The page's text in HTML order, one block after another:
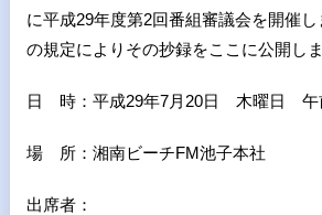
に平成29年度第2回番組審議会を開催
の規定によりその抄録をここに公開しま
日 時：平成29年7月20日 木曜日 午
場 所：湘南ビーチFM池子本社
出席者：